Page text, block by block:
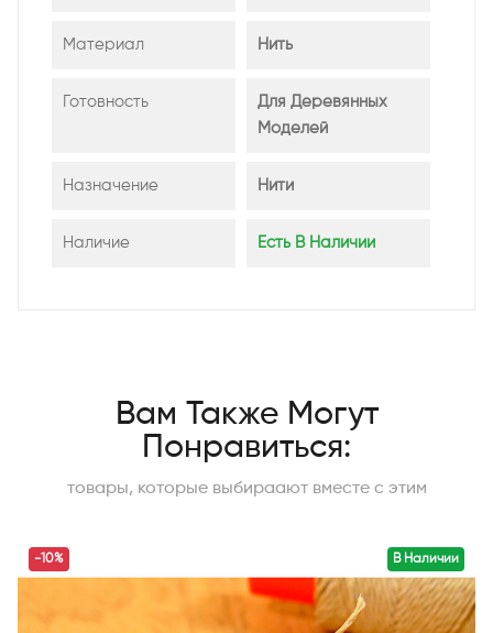
Материал Нить
Готовность
Для Деревянных
Моделей
Назначение Нити
Наличие Есть В Наличии
Вам Также Могут
Понравиться:
товары, которые выбираают вместе с этим
В Наличии
-10%